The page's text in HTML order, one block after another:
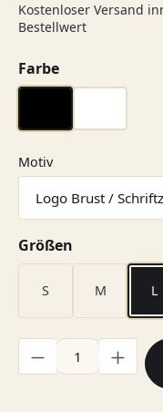
Kostenloser Versand
Bestellwert
Farbeauswählen
Motivauswählen
Größen
S M L
Produkt Anzahl: Gib